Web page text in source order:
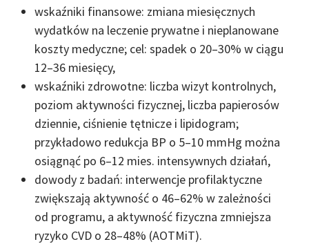
wskaźniki finansowe: zmiana miesięcznych
wydatków na leczenie prywatne i nieplanowane
koszty medyczne; cel: spadek o 20–30% w ciągu
12–36 miesięcy,
wskaźniki zdrowotne: liczba wizyt kontrolnych,
poziom aktywności fizycznej, liczba papierosów
dziennie, ciśnienie tętnicze i lipidogram;
przykładowo redukcja BP o 5–10 mmHg można
osiągnąć po 6–12 mies. intensywnych działań,
dowody z badań: interwencje profilaktyczne
zwiększają aktywność o 46–62% w zależności
od programu, a aktywność fizyczna zmniejsza
ryzyko CVD o 28–48% (AOTMiT).